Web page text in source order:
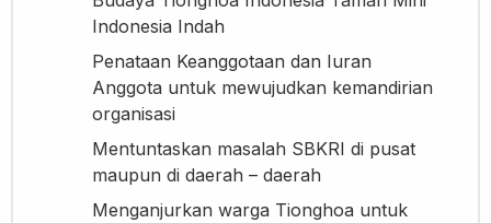
Indonesia Indah
Penataan Keanggotaan dan Iuran
Anggota untuk mewujudkan kemandirian
organisasi
Mentuntaskan masalah SBKRI di pusat
maupun di daerah – daerah
Menganjurkan warga Tionghoa untuk